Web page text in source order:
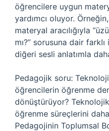
öğrencilere uygun
yardımcı oluyor.
materyal aracılığıyla
mı?” sorusuna dair
diğeri sesli anlatımla
Pedagojik soru:
öğrencilerin öğrenme
dönüştürüyor?
öğrenme süreçlerini
Pedagojinin Toplumsal